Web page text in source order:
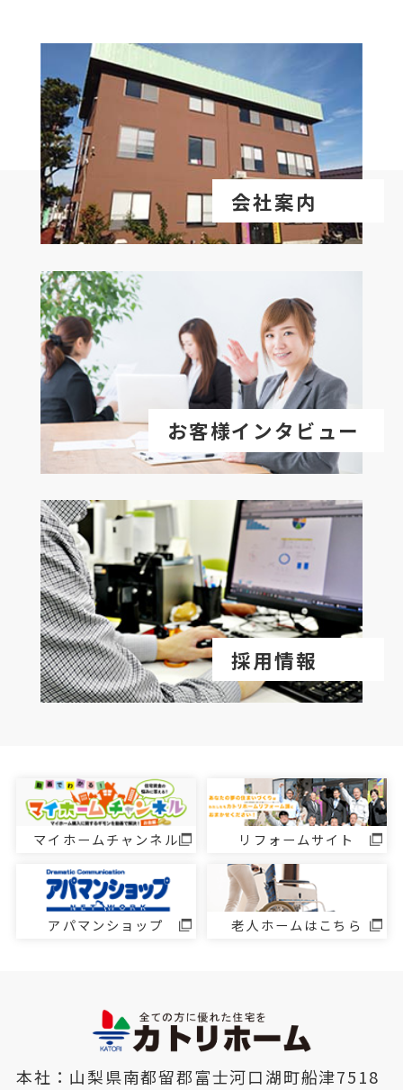
会社案内
お客様インタビュー
採用情報
マイホームチャンネル リフォームサイト
アパマンショップ 老人ホームはこちら
本社：山梨県南都留郡富士河口湖町船津7518